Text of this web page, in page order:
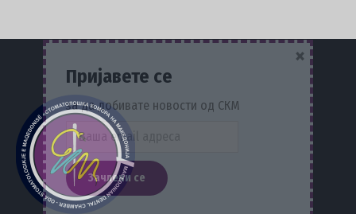
Пријавете се
за да добивате новости од СКМ
×